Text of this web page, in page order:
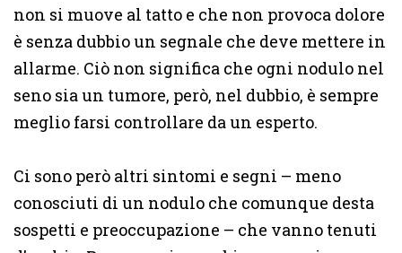
non si muove al tatto e che non provoca dolore
è senza dubbio un segnale che deve mettere in
allarme. Ciò non significa che ogni nodulo nel
seno sia un tumore, però, nel dubbio, è sempre
meglio farsi controllare da un esperto.
Ci sono però altri sintomi e segni – meno
conosciuti di un nodulo che comunque desta
sospetti e preoccupazione – che vanno tenuti